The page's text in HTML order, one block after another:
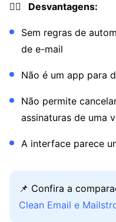
👎🏼 Desvantagens:
Sem regras de
de e-mail
Não é um app para
Não permite
assinaturas de uma
A interface parece
📌 Confira a
Clean Email e